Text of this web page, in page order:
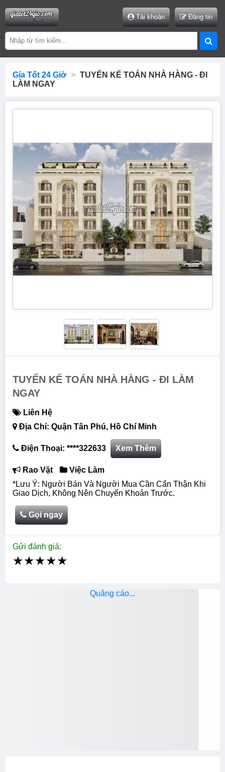
Tài khoản Đăng tin
Gía Tốt 24 Giờ > TUYỂN KẾ TOÁN NHÀ HÀNG - ĐI
LÀM NGAY
TUYỂN KẾ TOÁN NHÀ HÀNG - ĐI LÀM
NGAY
Liên Hệ
Địa Chỉ: Quận Tân Phú, Hồ Chí Minh
Điện Thoại: ****322633 Xem Thêm
Rao Vặt
Việc Làm
*Lưu Ý: Người Bán Và Người Mua Cần Cẩn Thận Khi
Giao Dịch, Không Nên Chuyển Khoản Trước.
Gọi ngay
Gửi đánh giá:
★★★★★